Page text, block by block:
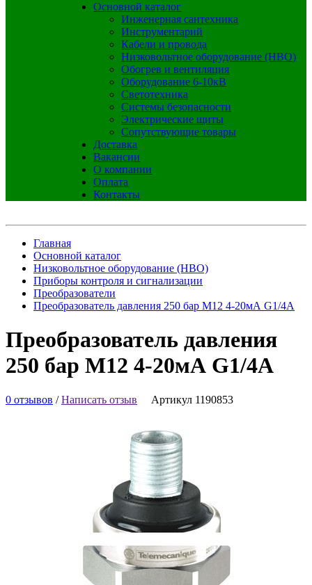
Основной каталог
Инженерная сантехника
Инструментарий
Кабели и провода
Низковольтное оборудование (НВО)
Обогрев и вентиляция
Оборудование 6-10кВ
Светотехника
Системы безопасности
Электрические щиты
Сопутствующие товары
Доставка
Вакансии
О компании
Оплата
Контакты
Главная
Основной каталог
Низковольтное оборудование (НВО)
Приборы контроля и сигнализации
Преобразователи
Преобразователь давления 250 бар М12 4-20мА G1/4A
Преобразователь давления
250 бар М12 4-20мА G1/4A
0 отзывов /Написать отзыв Артикул 1190853